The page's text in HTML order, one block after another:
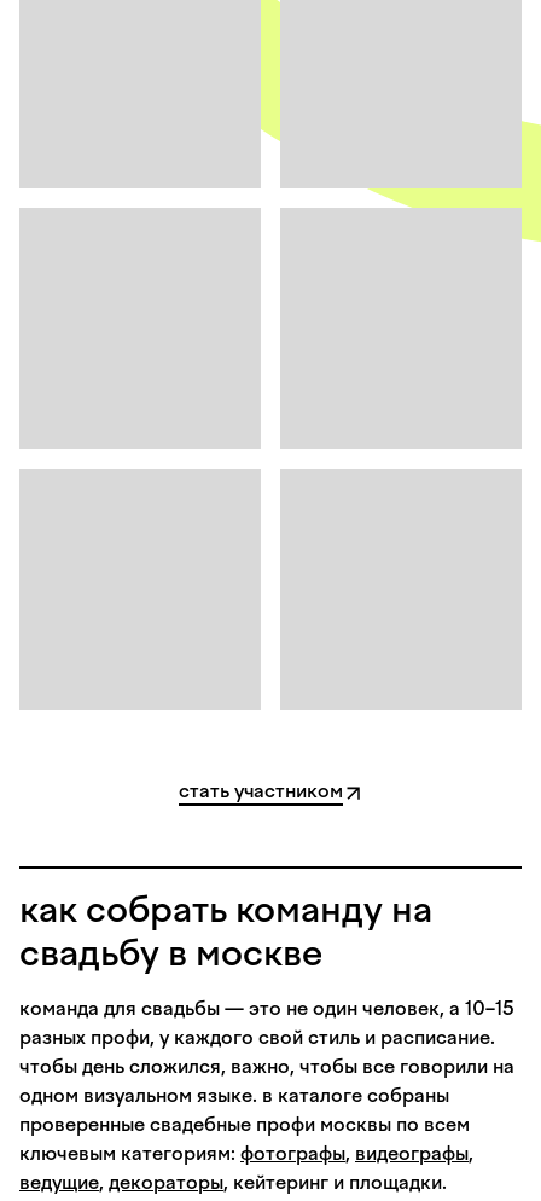
стать участником
как собрать команду на
свадьбу в москве
команда для свадьбы — это не один человек, а 10–15
разных профи, у каждого свой стиль и расписание.
чтобы день сложился, важно, чтобы все говорили на
одном визуальном языке. в каталоге собраны
проверенные свадебные профи москвы по всем
ключевым категориям: фотографы, видеографы,
ведущие, декораторы, кейтеринг и площадки.